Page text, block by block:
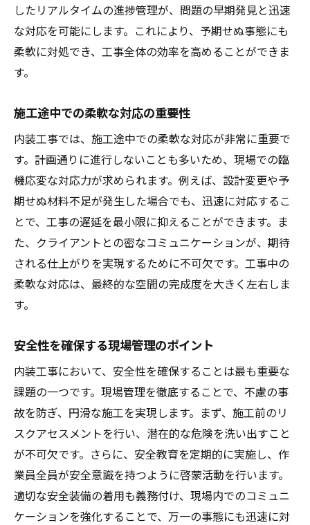
したリアルタイムの進捗管理が、問題の早期発見と迅速
な対応を可能にします。これにより、予期せぬ事態にも
柔軟に対処でき、工事全体の効率を高めることができま
す。
施工途中での柔軟な対応の重要性
内装工事では、施工途中での柔軟な対応が非常に重要で
す。計画通りに進行しないことも多いため、現場での臨
機応変な対応力が求められます。例えば、設計変更や予
期せぬ材料不足が発生した場合でも、迅速に対応するこ
とで、工事の遅延を最小限に抑えることができます。ま
た、クライアントとの密なコミュニケーションが、期待
される仕上がりを実現するために不可欠です。工事中の
柔軟な対応は、最終的な空間の完成度を大きく左右しま
す。
安全性を確保する現場管理のポイント
内装工事において、安全性を確保することは最も重要な
課題の一つです。現場管理を徹底することで、不慮の事
故を防ぎ、円滑な施工を実現します。まず、施工前のリ
スクアセスメントを行い、潜在的な危険を洗い出すこと
が不可欠です。さらに、安全教育を定期的に実施し、作
業員全員が安全意識を持つように啓蒙活動を行います。
適切な安全装備の着用も義務付け、現場内でのコミュニ
ケーションを強化することで、万一の事態にも迅速に対